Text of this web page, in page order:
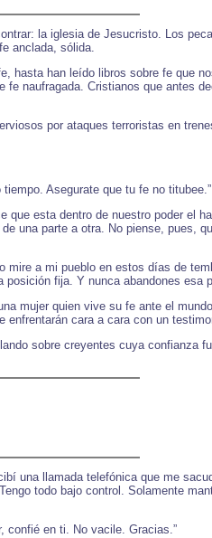
la iglesia de Jesucristo. Los
anclada, sólida.
hasta han leído libros sobre fe que
naufragada. Cristianos que antes
por ataques terroristas en
Asegurate que tu fe no titubee.”
que esta dentro de nuestro poder el
una parte a otra. No piense, pues,
mire a mi pueblo en estos días de
fija. Y nunca abandones esa
mujer quien vive su fe ante el
cara a cara con un
sobre creyentes cuya confianza
una llamada telefónica que me
todo bajo control. Solamente
confié en ti. No vacile. Gracias.”